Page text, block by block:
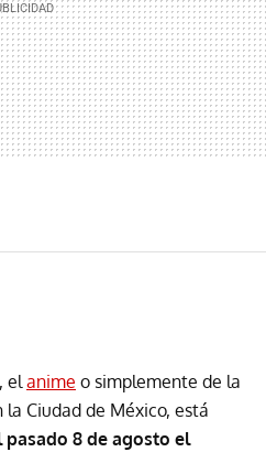
elanime o simplemente de la
Ciudad de México, está
pasado 8 de agosto el